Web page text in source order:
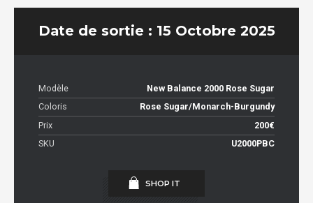
Date de sortie : 15 Octobre 2025
Modèle
New Balance 2000 Rose Sugar
Coloris
Rose Sugar/Monarch-Burgundy
Prix
200€
SKU
U2000PBC
SHOP IT